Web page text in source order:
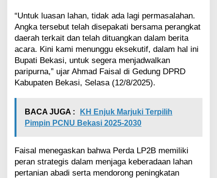
e
k
t
o
e
r
n
i
“Untuk luasan lahan, tidak ada lagi permasalahan.
Angka tersebut telah disepakati bersama perangkat
daerah terkait dan telah dituangkan dalam berita
acara. Kini kami menunggu eksekutif, dalam hal ini
Bupati Bekasi, untuk segera menjadwalkan
paripurna,” ujar Ahmad Faisal di Gedung DPRD
Kabupaten Bekasi, Selasa (12/8/2025).
BACA JUGA :
KH Enjuk Marjuki Terpilih
Pimpin PCNU Bekasi 2025-2030
Faisal menegaskan bahwa Perda LP2B memiliki
peran strategis dalam menjaga keberadaan lahan
pertanian abadi serta mendorong peningkatan